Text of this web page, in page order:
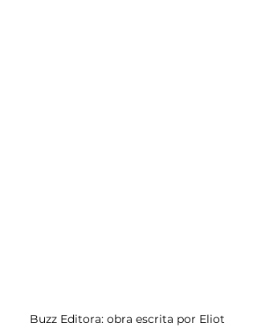
Buzz Editora: obra escrita por Eliot